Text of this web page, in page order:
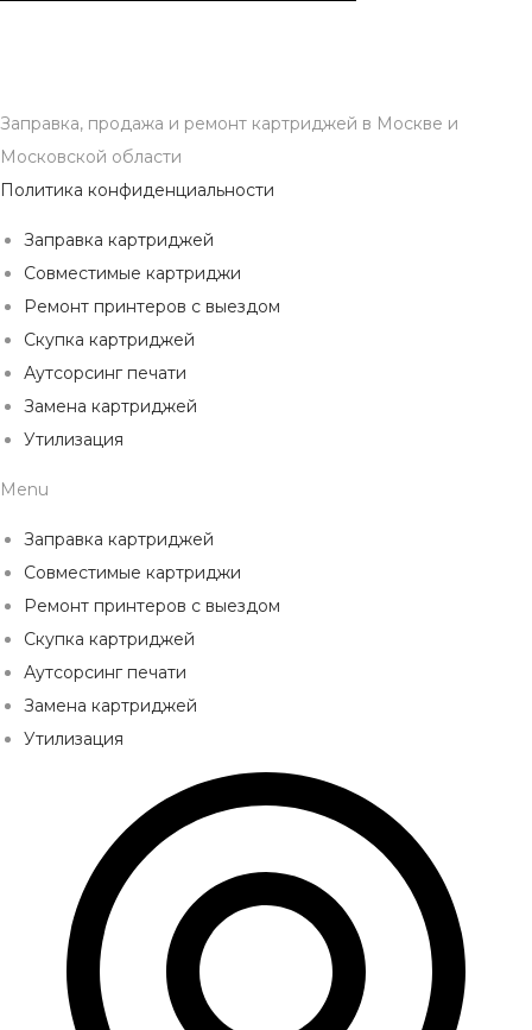
Заправка, продажа и ремонт картриджей в Москве и
Московской области
Политика конфиденциальности
Заправка картриджей
Совместимые картриджи
Ремонт принтеров с выездом
Скупка картриджей
Аутсорсинг печати
Замена картриджей
Утилизация
Menu
Заправка картриджей
Совместимые картриджи
Ремонт принтеров с выездом
Скупка картриджей
Аутсорсинг печати
Замена картриджей
Утилизация